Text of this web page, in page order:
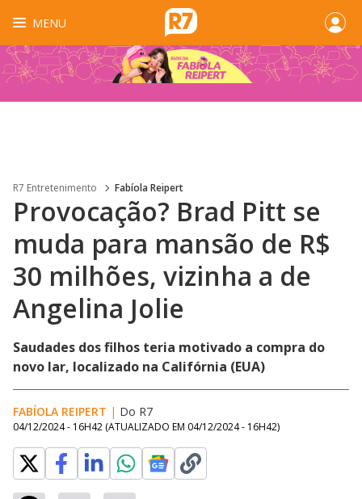
MENU
R7 Entretenimento Fabíola Reipert
Provocação? Brad Pitt se
muda para mansão de R$
30 milhões, vizinha a de
Angelina Jolie
Saudades dos filhos teria motivado a compra do
novo lar, localizado na Califórnia (EUA)
FABÍOLA REIPERT | Do R7
04/12/2024 - 16H42 (ATUALIZADO EM 04/12/2024 - 16H42)